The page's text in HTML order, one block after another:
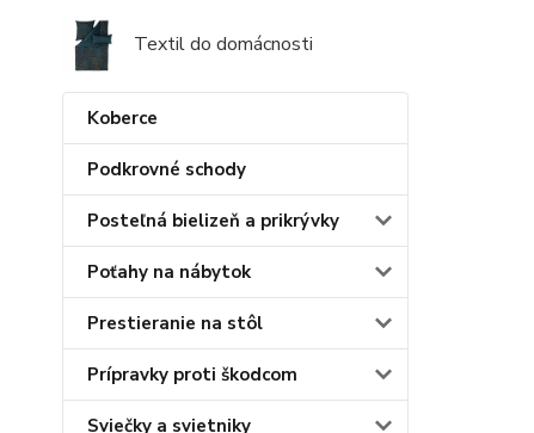
Textil do domácnosti
Koberce
Podkrovné schody
Posteľná bielizeň a prikrývky
Poťahy na nábytok
Prestieranie na stôl
Prípravky proti škodcom
Sviečky a svietniky